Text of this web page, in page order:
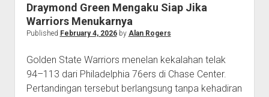
Draymond Green Mengaku Siap Jika
Warriors Menukarnya
Published February 4, 2026by Alan Rogers
Golden State Warriors menelan kekalahan telak
94–113 dari Philadelphia 76ers di Chase Center.
Pertandingan tersebut berlangsung tanpa kehadiran